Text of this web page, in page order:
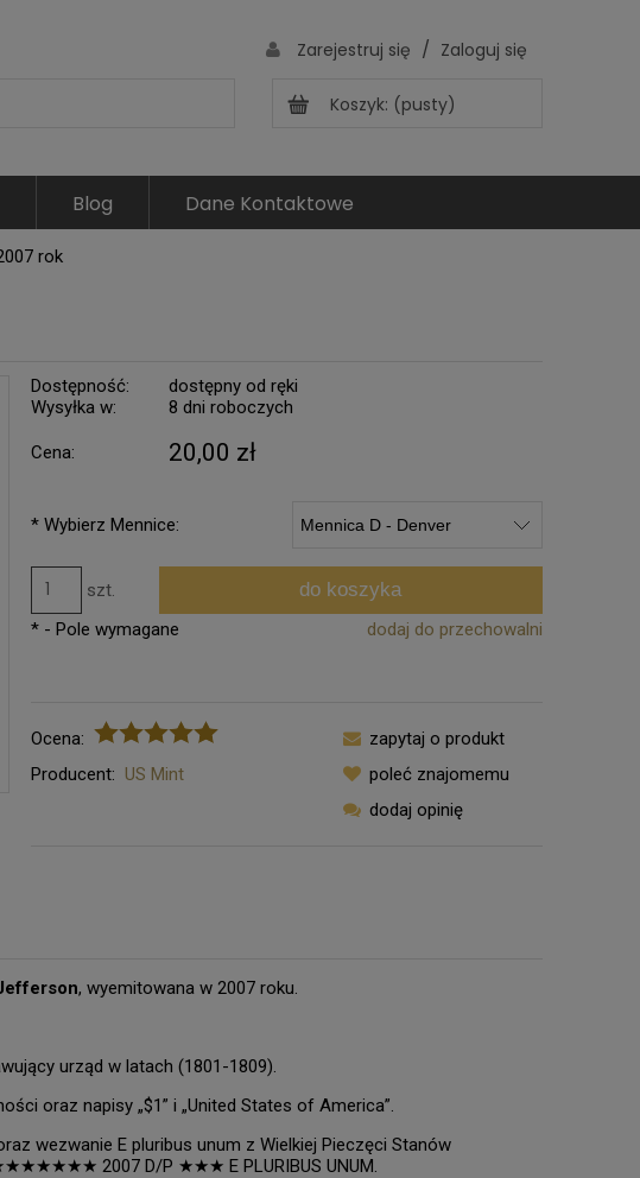
Zarejestruj się / Zaloguj się
Koszyk: (pusty)
Blog Dane Kontaktowe
rok
Dostępność:
dostępny od ręki
Wysyłka w:
8 dni roboczych
Cena: 20,00 zł
* Wybierz Mennice:
szt. do koszyka
dodaj do przechowalni
* - Pole wymagane
Ocena:
Producent: US Mint
zapytaj o produkt
poleć znajomemu
dodaj opinię
, wyemitowana w 2007 roku.
urząd w latach (1801-1809).
oraz napisy „$1” i „United States of America”.
wezwanie E pluribus unum z Wielkiej Pieczęci Stanów
2007 D/P ★★★ E PLURIBUS UNUM.